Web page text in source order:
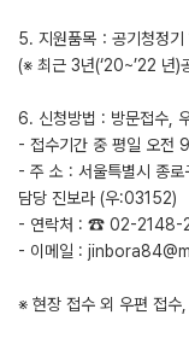
5. 지원품목：공기청정기
(※ 최근 3년(‘20~’22 년)
6. 신청방법 : 방문접수,
- 접수기간 중 평일 오전
- 주 소 : 서울특별시 종로
담당 진보라 (우:03152)
- 연락처 : ☎ 02-2148-
- 이메일 :
※ 현장 접수 외 우편 접수